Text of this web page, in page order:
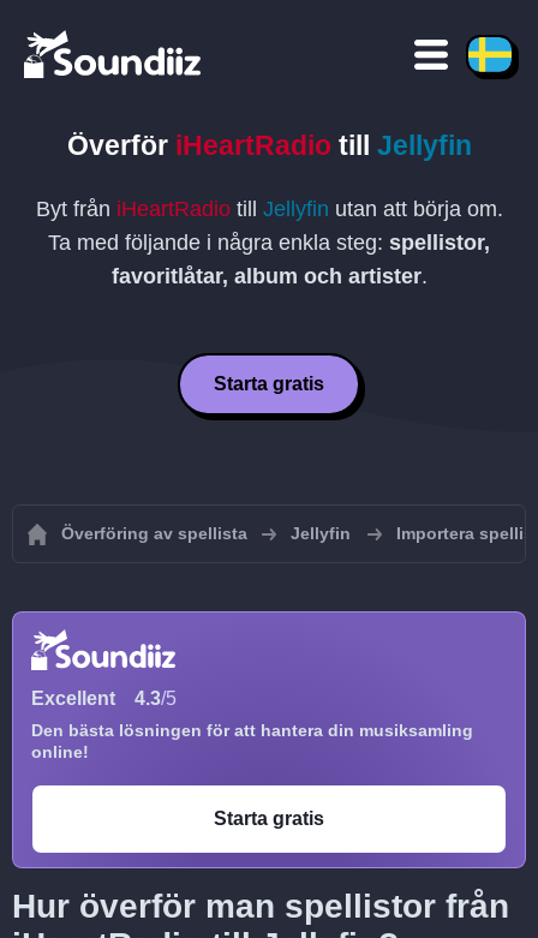
Överför iHeartRadio till Jellyfin
Byt från iHeartRadiotill Jellyfin utan att börja om.
Ta med följande i några enkla steg: spellistor,
favoritlåtar, album och artister.
Starta gratis
Överföring av spellista Jellyfin Importera
Excellent 4.3/5
Den bästa lösningen för att hantera din musiksamling
online!
Starta gratis
Hur överför man spellistor från